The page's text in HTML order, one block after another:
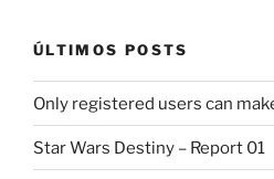
ÚLTIMOS POSTS
Only registered users can
Star Wars Destiny – Report 01